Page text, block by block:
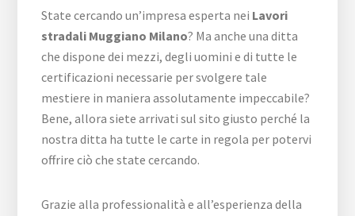
State cercando un’impresa esperta nei Lavori
stradali Muggiano Milano? Ma anche una ditta
che dispone dei mezzi, degli uomini e di tutte le
certificazioni necessarie per svolgere tale
mestiere in maniera assolutamente impeccabile?
Bene, allora siete arrivati sul sito giusto perché la
nostra ditta ha tutte le carte in regola per potervi
offrire ciò che state cercando.
Grazie alla professionalità e all’esperienza della